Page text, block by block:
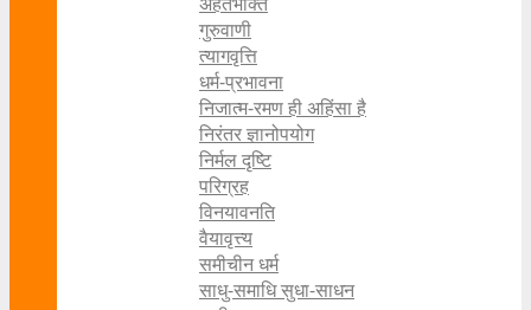
गुरुवाणी
त्यागवृत्ति
धर्म-प्रभावना
निजात्म-रमण ही अहिंसा है
निरंतर ज्ञानोपयोग
निर्मल दृष्टि
परिग्रह
विनयावनति
वैयावृत्त्य
समीचीन धर्म
साधु-समाधि सुधा-साधन